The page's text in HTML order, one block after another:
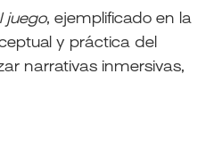
juego, ejemplificado en la
y práctica del
narrativas inmersivas,